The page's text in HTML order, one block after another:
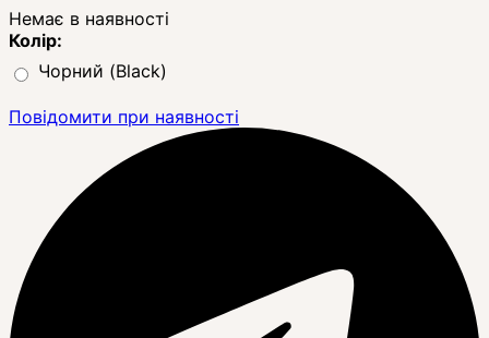
Немає в наявності
Колір:
Чорний (Black)
Повідомити при наявності